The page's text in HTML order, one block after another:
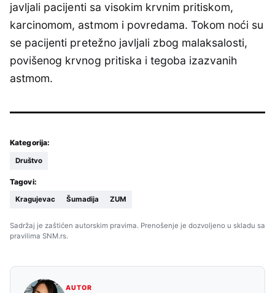
javljali pacijenti sa visokim krvnim pritiskom,
karcinomom, astmom i povredama. Tokom noći su
se pacijenti pretežno javljali zbog malaksalosti,
povišenog krvnog pritiska i tegoba izazvanih
astmom.
Kategorija:
Društvo
Tagovi:
Kragujevac Šumadija ZUM
Sadržaj je zaštićen autorskim pravima. Prenošenje je dozvoljeno u skladu sa
pravilima SNM.rs.
AUTOR